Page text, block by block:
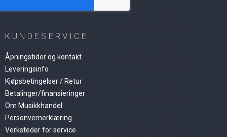
KUNDESERVICE
Åpningstider og kontakt.
Leveringsinfo
Kjøpsbetingelser / Retur
Betalinger/finansieringer
Om Musikkhandel
Personvernerklæring
Verksteder for service